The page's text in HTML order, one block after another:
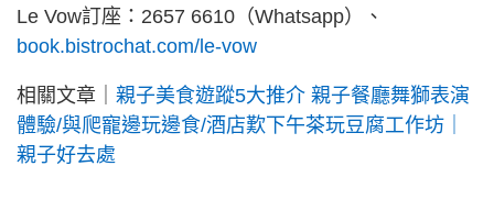
Le Vow訂座：2657 6610（Whatsapp）、
book.bistrochat.com/le-vow
相關文章｜ 親子美食遊蹤5大推介 親子餐廳舞獅表演
體驗/與爬寵邊玩邊食/酒店歎下午茶玩豆腐工作坊｜
親子好去處